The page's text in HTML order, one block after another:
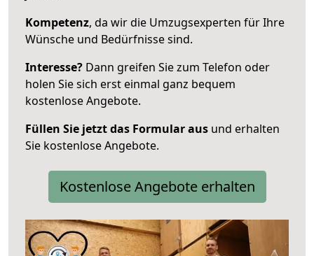
Kompetenz, da wir die Umzugsexperten für Ihre
Wünsche und Bedürfnisse sind.
Interesse? Dann greifen Sie zum Telefon oder
holen Sie sich erst einmal ganz bequem
kostenlose Angebote.
Füllen Sie jetzt das Formular aus und erhalten
Sie kostenlose Angebote.
Kostenlose Angebote erhalten